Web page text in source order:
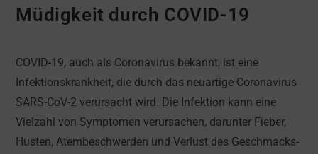
Müdigkeit durch COVID-19
COVID-19, auch als Coronavirus bekannt, ist eine
Infektionskrankheit, die durch das neuartige Coronavirus
SARS-CoV-2 verursacht wird. Die Infektion kann eine
Vielzahl von Symptomen verursachen, darunter Fieber,
Husten, Atembeschwerden und Verlust des Geschmacks-